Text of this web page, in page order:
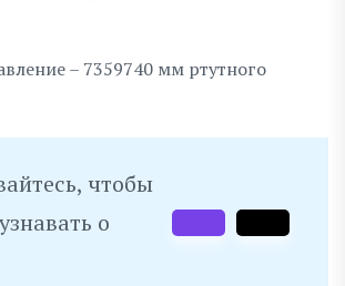
– 7359740 мм ртутного
чтобы
о